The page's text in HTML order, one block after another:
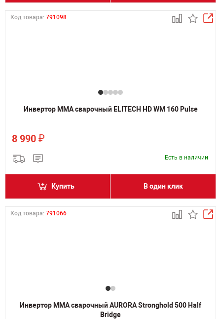
Код товара: 791098
Инвертор MMA сварочный ELITECH HD WM 160 Pulse
8 990 ₽
Есть в наличии
Купить В один клик
Код товара: 791066
Инвертор MMA сварочный AURORA Stronghold 500 Half
Bridge